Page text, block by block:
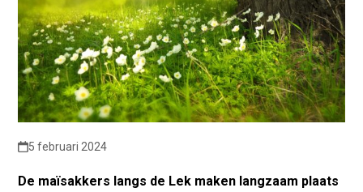
5 februari 2024
De maïsakkers langs de Lek maken langzaam plaats